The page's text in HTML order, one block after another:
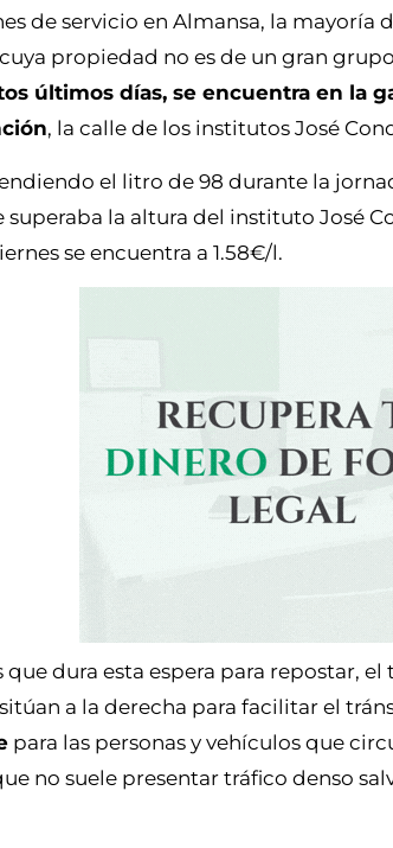
de servicio en Almansa, la mayoría
propiedad no es de un gran
últimos días, se encuentra en la
, la calle de los institutos José
el litro de 98 durante la
la altura del instituto José
se encuentra a 1.58€/l.
que dura esta espera para repostar,
a la derecha para facilitar el
para las personas y vehículos que
no suele presentar tráfico denso